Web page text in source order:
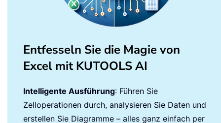
Entfesseln Sie die Magie von
Excel mit KUTOOLS AI
Intelligente Ausführung: Führen Sie
Zelloperationen durch, analysieren Sie Daten und
erstellen Sie Diagramme – alles ganz einfach per